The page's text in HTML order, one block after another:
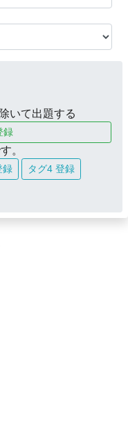
いて出題する
録
。
録
タグ4 登録